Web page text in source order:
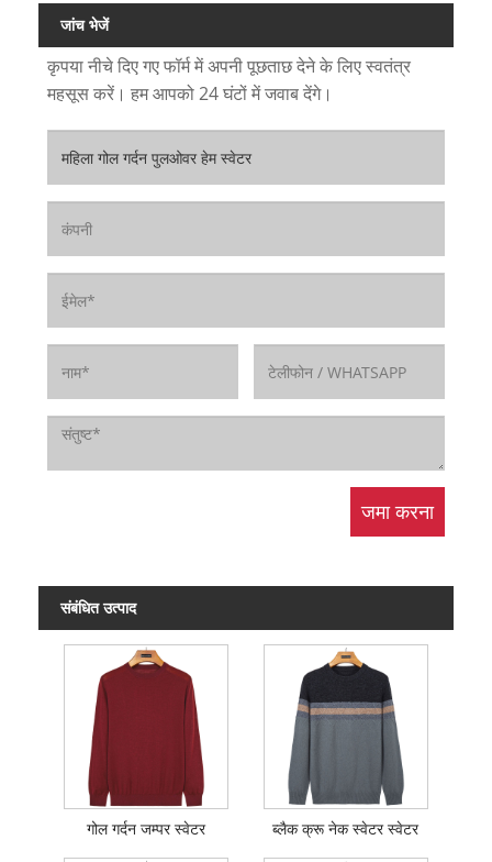
जांच भेजें
कृपया नीचे दिए गए फॉर्म में अपनी पूछताछ देने के लिए स्वतंत्र
महसूस करें। हम आपको 24 घंटों में जवाब देंगे।
संबंधित उत्पाद
गोल गर्दन जम्पर स्वेटर ब्लैक क्रू नेक स्वेटर स्वेटर